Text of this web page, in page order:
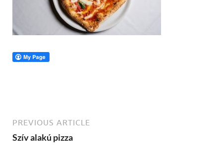
PREVIOUS ARTICLE
Szív alakú pizza